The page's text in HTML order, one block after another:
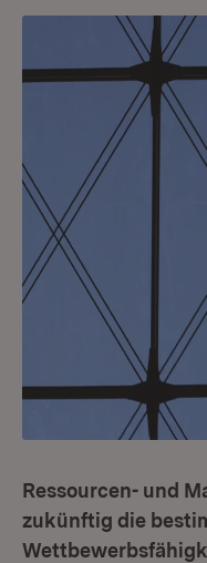
Ressourcen- und
zukünftig die